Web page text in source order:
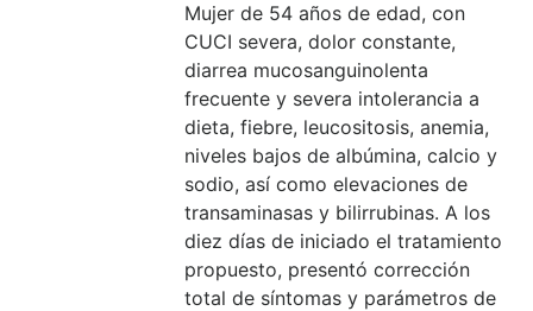
Mujer de 54 años de edad, con
CUCI severa, dolor constante,
diarrea mucosanguinolenta
frecuente y severa intolerancia a
dieta, fiebre, leucositosis, anemia,
niveles bajos de albúmina, calcio y
sodio, así como elevaciones de
transaminasas y bilirrubinas. A los
diez días de iniciado el tratamiento
propuesto, presentó corrección
total de síntomas y parámetros de